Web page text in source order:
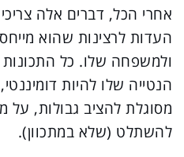
אחרי הכל, דברים אלה
העדות לרצינות שהוא
ולמשפחה שלו. כל
הנטייה שלו להיות
מסוגלת להציב גבולות,
להשתלט (שלא במתכוון).